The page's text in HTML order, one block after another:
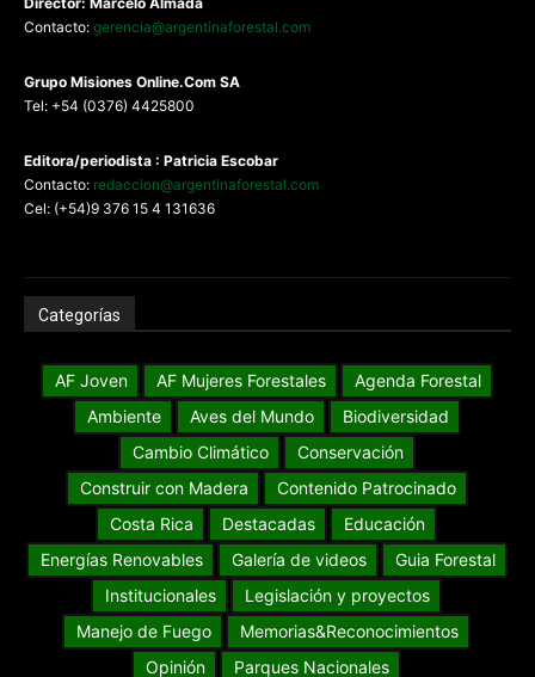
Contacto: gerencia@argentinaforestal.com
Grupo Misiones Online.Com SA
Tel: +54 (0376) 4425800
Editora/periodista : Patricia Escobar
Contacto: redaccion@argentinaforestal.com
Cel: (+54)9 376 15 4 131636
Categorías
AF Joven AF Mujeres Forestales
Agenda Forestal
Ambiente
Aves del Mundo
Biodiversidad
Cambio Climático
Conservación
Construir con Madera
Contenido Patrocinado
Costa Rica
Destacadas
Educación
Energías Renovables
Galería de videos
Guia Forestal
Institucionales
Legislación y proyectos
Manejo de Fuego
Memorias&Reconocimientos
Opinión
Parques Nacionales